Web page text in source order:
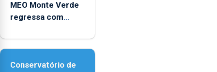
MEO Monte Verde
regressa com
acessibilidade
Conservatório de